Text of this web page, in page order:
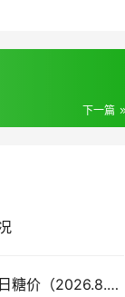
下一篇
外盘上涨内盘整理，国内现货市场今日糖价（2026.8.4）